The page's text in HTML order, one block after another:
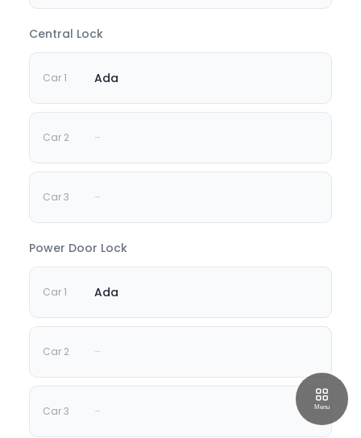
Menu
Central Lock
Ada
-
-
Power Door Lock
Ada
-
-